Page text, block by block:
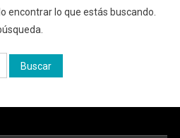
encontrar lo que estás buscando.